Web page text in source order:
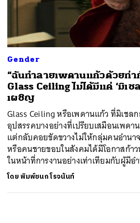
Gender
“ฉันทำลายเพดานแก้วด้วยท่
Glass Ceiling ไม่ได้มีแค่ ‘มิเช
เผชิญ
Glass Ceiling หรือเพดานแก้ว ที่มิเชล
อุปสรรคบางอย่างที่เปรียบเสมือนเพดา
แต่กลับคอยขัดขวางไม่ให้กลุ่มคนอำน
หรือคนชายขอบในสังคมได้มีโอกาสก้า
ในหน้าที่การงานอย่างเท่าเทียมกับผู้มีอ
โดยพิมพ์ชนก โรจนันท์
ค้นหา